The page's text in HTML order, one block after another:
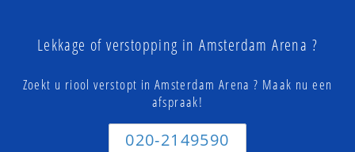
Lekkage of verstopping in Amsterdam Arena ?
Zoekt u riool verstopt in Amsterdam Arena ? Maak nu een
afspraak!
020-2149590